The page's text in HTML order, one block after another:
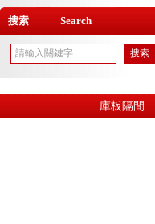
搜索 Search
庫板隔間